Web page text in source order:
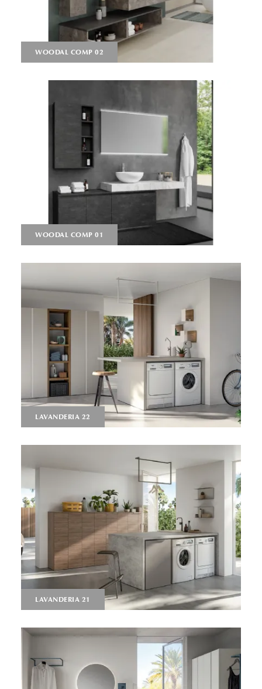
WOODAL COMP 02
WOODAL COMP 01
LAVANDERIA 22
LAVANDERIA 21